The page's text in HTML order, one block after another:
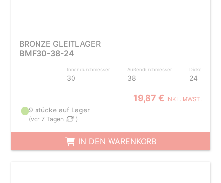
BRONZE GLEITLAGER
BMF30-38-24
Innendurchmesser
30
Außendurchmesser
38
Dicke
24
19,87 € INKL. MWST.
9 stücke auf Lager
(vor 7 Tagen )
IN DEN WARENKORB